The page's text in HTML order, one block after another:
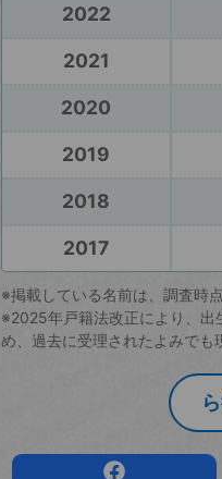
2022
2021
2020
2019
2018
2017
※掲載している名前は、調査時
※2025年戸籍法改正により、出
め、過去に受理されたよみでも